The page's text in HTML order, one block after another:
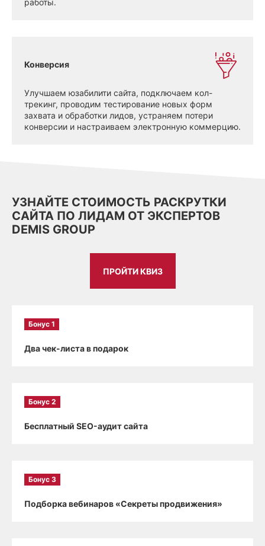
работы.
Конверсия
Улучшаем юзабилити сайта, подключаем кол-
трекинг, проводим тестирование новых форм
захвата и обработки лидов, устраняем потери
конверсии и настраиваем электронную коммерцию.
УЗНАЙТЕ СТОИМОСТЬ РАСКРУТКИ
САЙТА ПО ЛИДАМ ОТ ЭКСПЕРТОВ
DEMIS GROUP
ПРОЙТИ КВИЗ
Бонус 1
Два чек-листа в подарок
Бонус 2
Бесплатный SEO-аудит сайта
Бонус 3
Подборка вебинаров «Секреты продвижения»